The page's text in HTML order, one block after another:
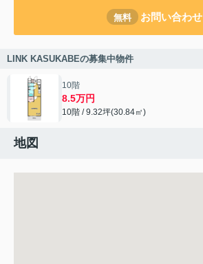
無料 お問い合わせ
LINK KASUKABEの募集中物件
10階
8.5万円
10階 / 9.32坪(30.84㎡)
地図